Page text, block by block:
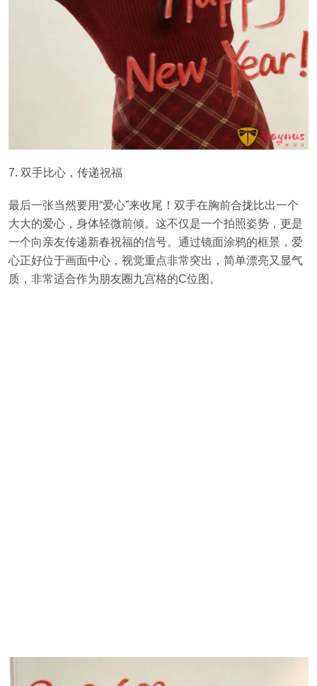
7. 双手比心，传递祝福
最后一张当然要用“爱心”来收尾！双手在胸前合拢比出一个
大大的爱心，身体轻微前倾。这不仅是一个拍照姿势，更是
一个向亲友传递新春祝福的信号。通过镜面涂鸦的框景，爱
心正好位于画面中心，视觉重点非常突出，简单漂亮又显气
质，非常适合作为朋友圈九宫格的C位图。